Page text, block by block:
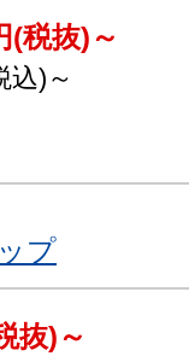
(税抜)～
込)～
プ
抜)～